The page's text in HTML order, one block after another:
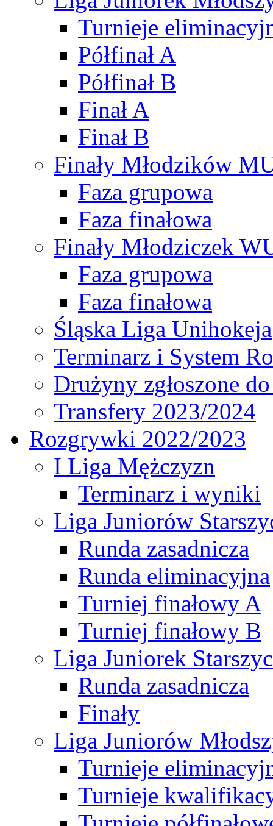
Turnieje
Półfinał A
Półfinał B
Finał A
Finał B
Finały Młodzików
Faza grupowa
Faza finałowa
Finały Młodziczek
Faza grupowa
Faza finałowa
Śląska Liga Unihokeja
Terminarz i System
Drużyny zgłoszone
Transfery 2023/2024
Rozgrywki 2022/2023
I Liga Mężczyzn
Terminarz i wyniki
Liga Juniorów
Runda zasadnicza
Runda eliminacyjna
Turniej finałowy A
Turniej finałowy B
Liga Juniorek
Runda zasadnicza
Finały
Liga Juniorów
Turnieje
Turnieje